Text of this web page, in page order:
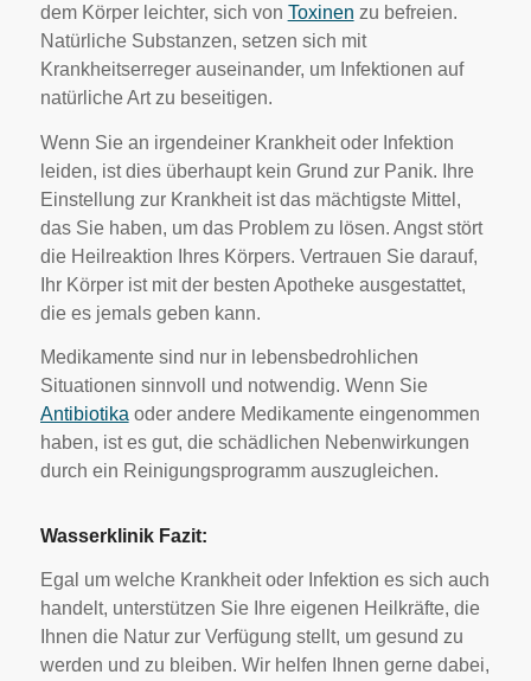
dem Körper leichter, sich von Toxinen zu befreien.
Natürliche Substanzen, setzen sich mit
Krankheitserreger auseinander, um Infektionen auf
natürliche Art zu beseitigen.
Wenn Sie an irgendeiner Krankheit oder Infektion
leiden, ist dies überhaupt kein Grund zur Panik. Ihre
Einstellung zur Krankheit ist das mächtigste Mittel,
das Sie haben, um das Problem zu lösen. Angst stört
die Heilreaktion Ihres Körpers. Vertrauen Sie darauf,
Ihr Körper ist mit der besten Apotheke ausgestattet,
die es jemals geben kann.
Medikamente sind nur in lebensbedrohlichen
Situationen sinnvoll und notwendig. Wenn Sie
Antibiotika oder andere Medikamente eingenommen
haben, ist es gut, die schädlichen Nebenwirkungen
durch ein Reinigungsprogramm auszugleichen.
Wasserklinik Fazit:
Egal um welche Krankheit oder Infektion es sich auch
handelt, unterstützen Sie Ihre eigenen Heilkräfte, die
Ihnen die Natur zur Verfügung stellt, um gesund zu
werden und zu bleiben. Wir helfen Ihnen gerne dabei,